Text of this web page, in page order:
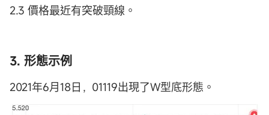
2.3 價格最近有突破頸線。
3. 形態示例
2021年6月18日，01119出現了W型底形態。